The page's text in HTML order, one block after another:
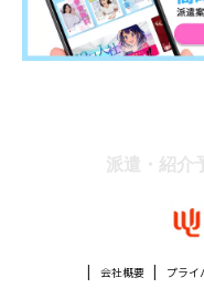
派遣・紹介
会社概要 プライ